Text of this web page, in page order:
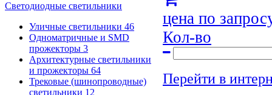
Светодиодные светильники
Уличные светильники 46
Одноматричные и SMD
прожекторы 3
Архитектурные светильники
и прожекторы 64
Трековые (шинопроводные)
светильники 12
цена по
Кол-во
Перейти в